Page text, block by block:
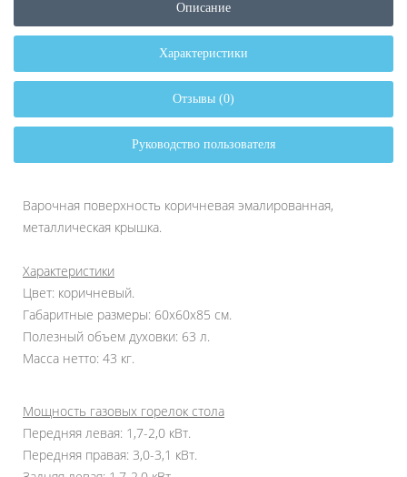
Описание
Характеристики
Отзывы (0)
Руководство пользователя
Варочная поверхность коричневая эмалированная,
металлическая крышка.
Характеристики
Цвет: коричневый.
Габаритные размеры: 60х60х85 см.
Полезный объем духовки: 63 л.
Масса нетто: 43 кг.
Мощность газовых горелок стола
Передняя левая: 1,7-2,0 кВт.
Передняя правая: 3,0-3,1 кВт.